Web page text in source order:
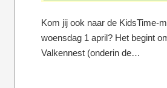
Kom jij ook naar de KidsTime-
woensdag 1 april? Het begint
Valkennest (onderin de…